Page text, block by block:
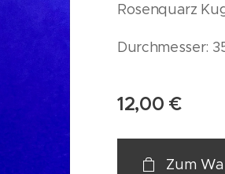
Rosenquarz
Durchmesser:
12,00 €
Zum